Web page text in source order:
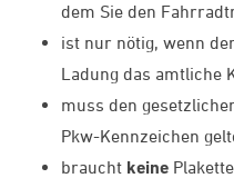
dem Sie den
ist nur nötig, wenn
Ladung das amtliche
muss den
Pkw-Kennzeichen
braucht keine